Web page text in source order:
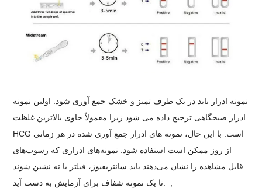
نمونه ادرار باید در یک ظرف تمیز و خشک جمع آوری شود. اولین نمونه
ادرار صبحگاهی ترجیح داده می شود زیرا معمولاً حاوی بالاترین غلظت
HCG است. با این حال، نمونه های ادرار جمع آوری شده در هر زمانی
از روز ممکن است استفاده شود. نمونه‌های ادراری که رسوب‌های
قابل مشاهده را نشان می‌دهند باید سانتریفیوژ، فیلتر یا ته نشین شوند
تا یک نمونه شفاف برای آزمایش به دست آید. ;